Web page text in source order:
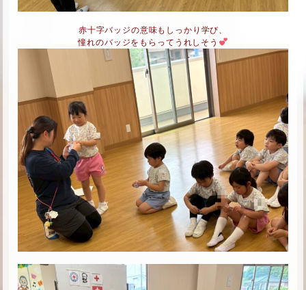
赤十字バッジの意味もしっかり学び、
憧れのバッジをもらってうれしそう